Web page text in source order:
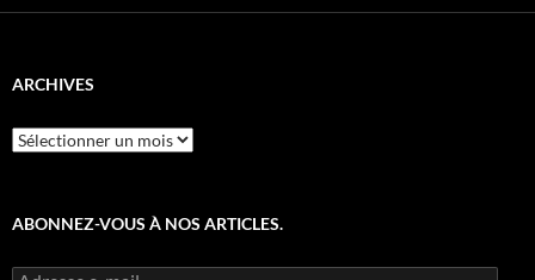
ARCHIVES
Archives
ABONNEZ-VOUS À NOS ARTICLES.
Adresse